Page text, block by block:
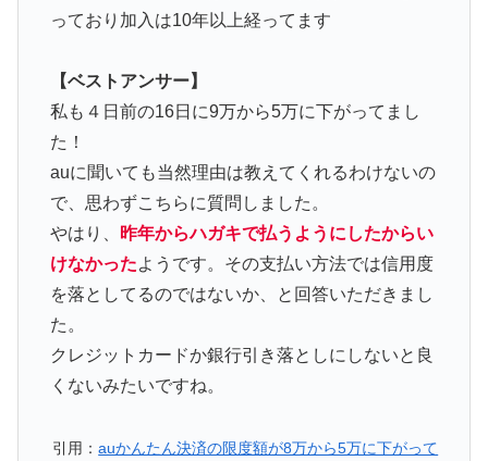
っており加入は10年以上経ってます
【ベストアンサー】
私も４日前の16日に9万から5万に下がってまし
た！
auに聞いても当然理由は教えてくれるわけないの
で、思わずこちらに質問しました。
やはり、 昨年からハガキで払うようにしたからい
けなかったようです。その支払い方法では信用度
を落としてるのではないか、と回答いただきまし
た。
クレジットカードか銀行引き落としにしないと良
くないみたいですね。
引用：auかんたん決済の限度額が8万から5万に下がって